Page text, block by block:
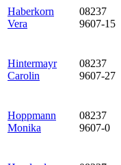
Haberkorn
Vera
08237
9607-15
Hintermayr
Carolin
08237
9607-27
Hoppmann
Monika
08237
9607-0